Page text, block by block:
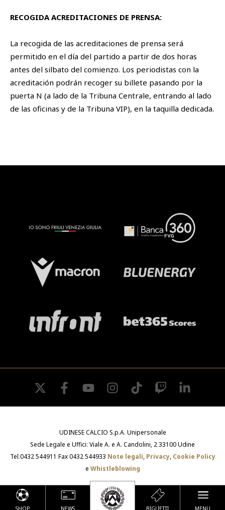
SHOP NEWS BIGLIETTI MENU
RECOGIDA ACREDITACIONES DE PRENSA:
La recogida de las acreditaciones de prensa será
permitido en el día del partido a partir de dos horas
antes del silbato del comienzo. Los periodistas con la
acreditación podrán recoger su billete pasando por la
puerta N (a lado de la Tribuna Centrale, entrando al lado
de las oficinas y de la Tribuna VIP), en la taquilla dedicada.
twitter facebookyoutube instagramtiktok twitch
UDINESE CALCIO S.p.A. Unipersonale
Sede Legale e Uffici: Viale A. e A. Candolini, 2 33100 Udine
Tel.0432 544911 Fax 0432 544933 Note legali, Privacy, Cookie Policy
e Whistleblowing